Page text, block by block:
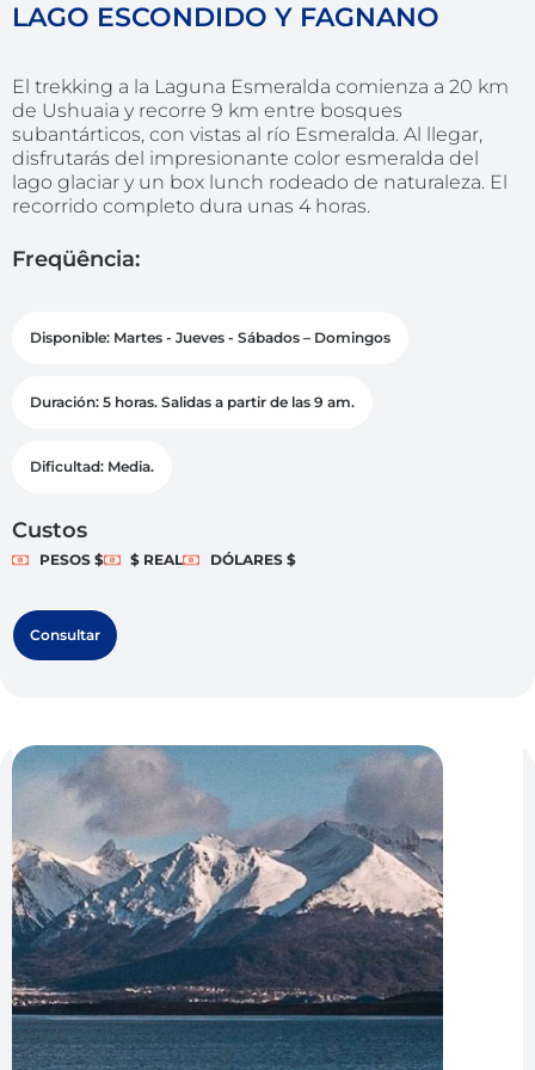
LAGO ESCONDIDO Y FAGNANO
El trekking a la Laguna Esmeralda comienza a 20 km
de Ushuaia y recorre 9 km entre bosques
subantárticos, con vistas al río Esmeralda. Al llegar,
disfrutarás del impresionante color esmeralda del
lago glaciar y un box lunch rodeado de naturaleza. El
recorrido completo dura unas 4 horas.
Freqüência:
Disponible: Martes - Jueves - Sábados – Domingos
Duración: 5 horas. Salidas a partir de las 9 am.
Dificultad: Media.
Custos
PESOS $ $ REAL DÓLARES $
Consultar